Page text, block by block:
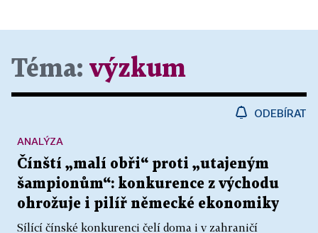
Téma: výzkum
ODEBÍRAT
Čínští „malí obři“ proti „utajeným
šampionům“: konkurence z východu
ohrožuje i pilíř německé ekonomiky
Sílící čínské konkurenci čelí doma i v zahraničí
ANALÝZA